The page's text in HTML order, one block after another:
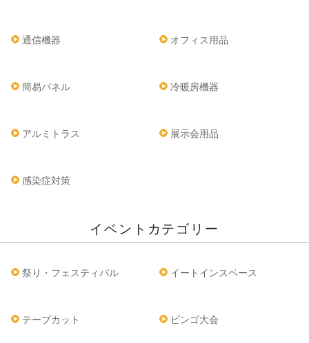
通信機器 オフィス用品
簡易パネル 冷暖房機器
アルミトラス 展示会用品
感染症対策
イベントカテゴリー
祭り・フェスティバル イートインスペース
テープカット ビンゴ大会